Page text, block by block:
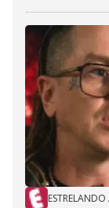
ESTRELANDO